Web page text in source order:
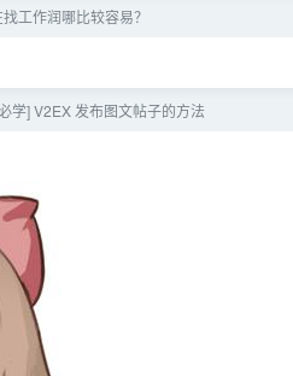
工作润哪比较容易？
学] V2EX 发布图文帖子的方法